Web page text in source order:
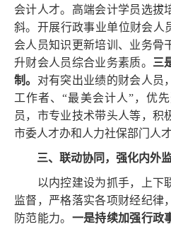
会计人才。高端会计学员选拔
斜。开展行政事业单位财会人
会人员知识更新培训、业务骨
升财会人员综合业务素质。 三
制。 对有突出业绩的财会人员
工作者、“最美会计人”，优
员，市专业技术带头人等，积
市委人才办和人力社保部门人
三、联动协同，强化内外
以内控建设为抓手，上下
监督，严格落实各项财经纪律
防范能力。 一是持续加强行政